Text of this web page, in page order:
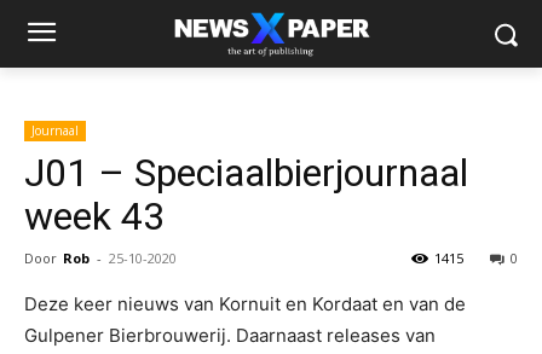
Journaal
J01 – Speciaalbierjournaal
week 43
Door Rob - 25-10-2020 0
1415
Deze keer nieuws van Kornuit en Kordaat en van de
Gulpener Bierbrouwerij. Daarnaast releases van